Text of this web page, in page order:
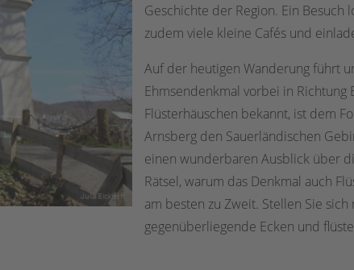
Geschichte der Region. Ein
zudem viele kleine Cafés und
Auf der heutigen Wanderung führt
Ehmsendenkmal vorbei in Richtung
Flüsterhäuschen bekannt, ist dem
Arnsberg den Sauerländischen
einen wunderbaren Ausblick über
Rätsel, warum das Denkmal auch
am besten zu Zweit. Stellen Sie
gegenüberliegende Ecken und